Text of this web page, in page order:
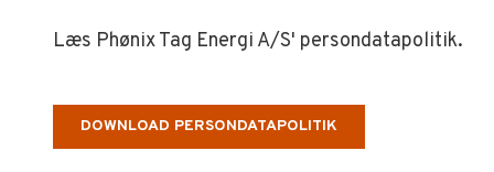
Læs Phønix Tag Energi A/S' persondatapolitik.
DOWNLOAD PERSONDATAPOLITIK